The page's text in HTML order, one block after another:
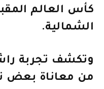
كأس العالم
الشمالية.
وتكشف تجربة
من معاناة بعض